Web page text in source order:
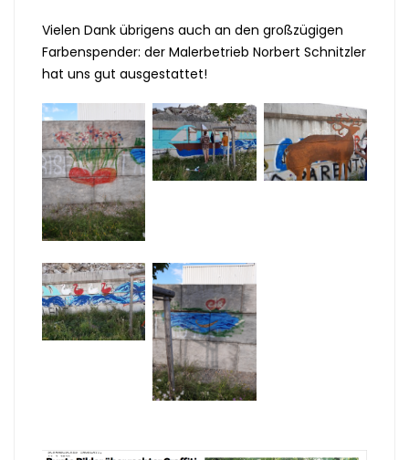
Vielen Dank übrigens auch an den großzügigen
Farbenspender: der Malerbetrieb Norbert Schnitzler
hat uns gut ausgestattet!